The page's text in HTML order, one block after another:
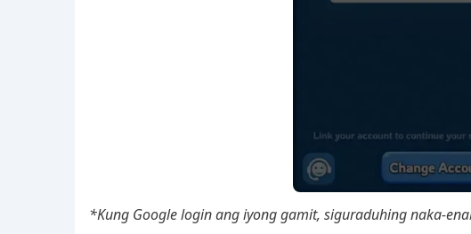
*Kung Google login ang iyong gamit, siguraduhing naka-